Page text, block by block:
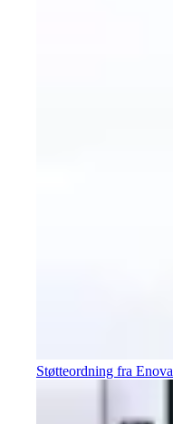
Støtteordning fra Enova